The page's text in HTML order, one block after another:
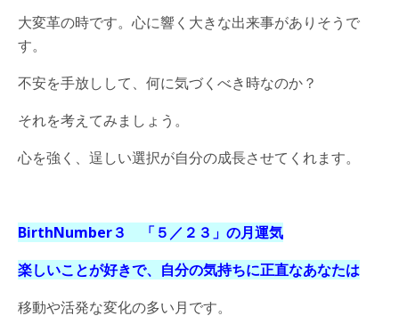
大変革の時です。心に響く大きな出来事がありそうで
す。
不安を手放しして、何に気づくべき時なのか？
それを考えてみましょう。
心を強く、逞しい選択が自分の成長させてくれます。
BirthNumber３ 「５／２３」の月運気
楽しいことが好きで、自分の気持ちに正直なあなたは
移動や活発な変化の多い月です。